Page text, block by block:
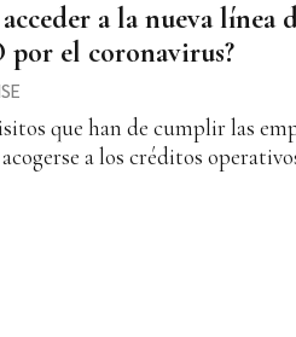
a la nueva línea
por el coronavirus?
que han de cumplir las
a los créditos